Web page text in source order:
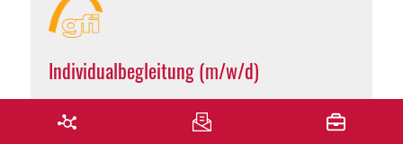
Individualbegleitung (m/w/d)